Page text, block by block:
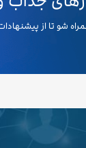
همراه شو تا از